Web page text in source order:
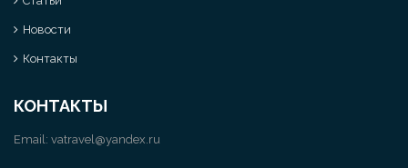
Новости
Контакты
КОНТАКТЫ
Email: vatravel@yandex.ru